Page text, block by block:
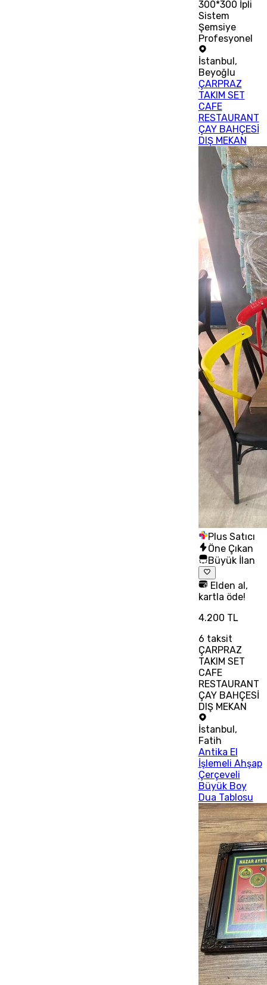
300*300 İpli
Sistem
Şemsiye
Profesyonel
İstanbul,
Beyoğlu
ÇARPRAZ
TAKIM SET
CAFE
RESTAURANT
ÇAY BAHÇESİ
DIŞ MEKAN
Plus Satıcı
Öne Çıkan
Büyük İlan
Elden al,
kartla öde!
4.200 TL
6 taksit
ÇARPRAZ
TAKIM SET
CAFE
RESTAURANT
ÇAY BAHÇESİ
DIŞ MEKAN
İstanbul ,
Fatih
Antika El
İşlemeli Ahşap
Çerçeveli
Büyük Boy
Dua Tablosu